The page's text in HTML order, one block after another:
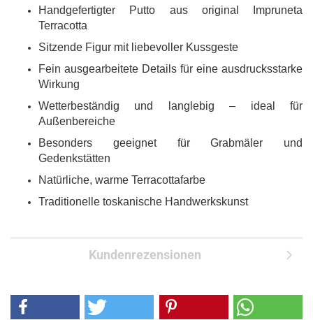
Handgefertigter Putto aus original Impruneta
Terracotta
Sitzende Figur mit liebevoller Kussgeste
Fein ausgearbeitete Details für eine ausdrucksstarke
Wirkung
Wetterbeständig und langlebig – ideal für
Außenbereiche
Besonders geeignet für Grabmäler und
Gedenkstätten
Natürliche, warme Terracottafarbe
Traditionelle toskanische Handwerkskunst
Kundenrezensionen